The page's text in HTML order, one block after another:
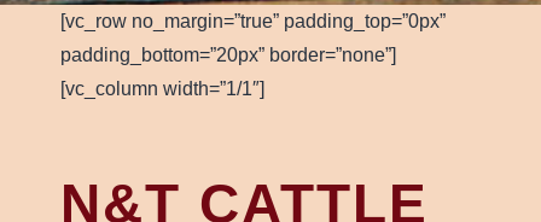
[vc_row no_margin=”true” padding_top=”0px”
padding_bottom=”20px” border=”none”]
[vc_column width=”1/1″]
N&T CATTLE